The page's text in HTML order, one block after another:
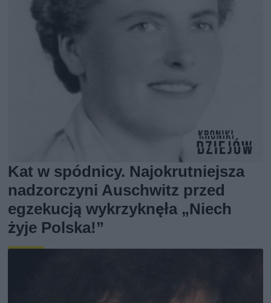
Kat w spódnicy. Najokrutniejsza
nadzorczyni Auschwitz przed
egzekucją wykrzyknęła „Niech
żyje Polska!”